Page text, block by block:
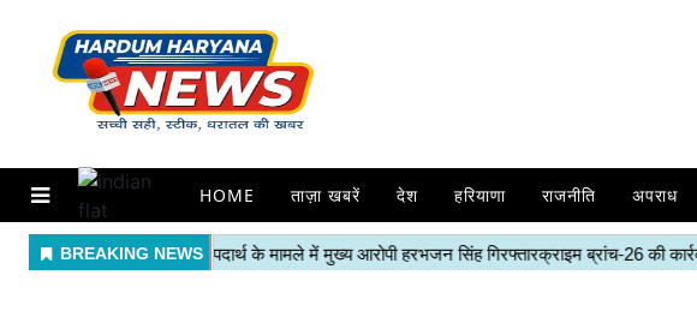
HOME ताज़ा खबरें देश हरियाणा राजनीति अपराध